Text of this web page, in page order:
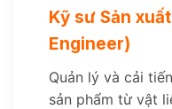
Kỹ sư Sản
Engineer)
Quản lý và cải
sản phẩm từ vật